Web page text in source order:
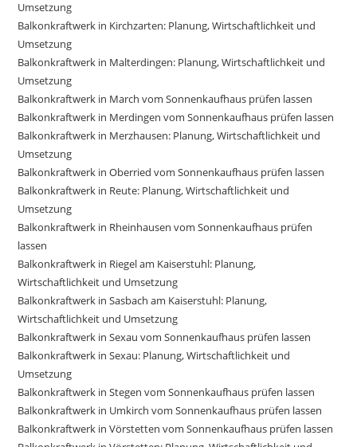
Umsetzung
Balkonkraftwerk in Kirchzarten: Planung, Wirtschaftlichkeit und
Umsetzung
Balkonkraftwerk in Malterdingen: Planung, Wirtschaftlichkeit und
Umsetzung
Balkonkraftwerk in March vom Sonnenkaufhaus prüfen lassen
Balkonkraftwerk in Merdingen vom Sonnenkaufhaus prüfen lassen
Balkonkraftwerk in Merzhausen: Planung, Wirtschaftlichkeit und
Umsetzung
Balkonkraftwerk in Oberried vom Sonnenkaufhaus prüfen lassen
Balkonkraftwerk in Reute: Planung, Wirtschaftlichkeit und
Umsetzung
Balkonkraftwerk in Rheinhausen vom Sonnenkaufhaus prüfen
lassen
Balkonkraftwerk in Riegel am Kaiserstuhl: Planung,
Wirtschaftlichkeit und Umsetzung
Balkonkraftwerk in Sasbach am Kaiserstuhl: Planung,
Wirtschaftlichkeit und Umsetzung
Balkonkraftwerk in Sexau vom Sonnenkaufhaus prüfen lassen
Balkonkraftwerk in Sexau: Planung, Wirtschaftlichkeit und
Umsetzung
Balkonkraftwerk in Stegen vom Sonnenkaufhaus prüfen lassen
Balkonkraftwerk in Umkirch vom Sonnenkaufhaus prüfen lassen
Balkonkraftwerk in Vörstetten vom Sonnenkaufhaus prüfen lassen